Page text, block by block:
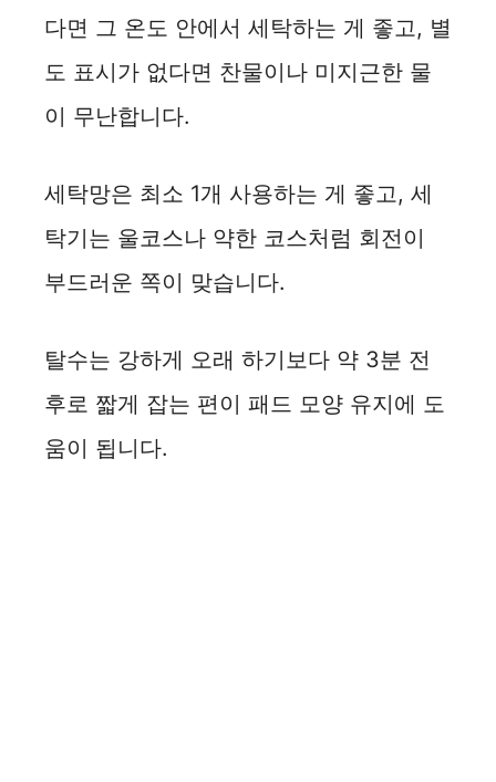
다면 그 온도 안에서 세탁하는 게 좋고, 별
도 표시가 없다면 찬물이나 미지근한 물
이 무난합니다.
세탁망은 최소 1개 사용하는 게 좋고, 세
탁기는 울코스나 약한 코스처럼 회전이
부드러운 쪽이 맞습니다.
탈수는 강하게 오래 하기보다 약 3분 전
후로 짧게 잡는 편이 패드 모양 유지에 도
움이 됩니다.